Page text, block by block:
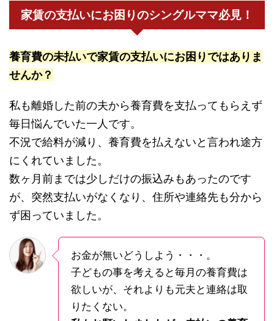
家賃の支払いにお困りのシングルママ必見！
養育費の未払いで家賃の支払いにお困りではありま
せんか？
私も離婚した前の夫から養育費を支払ってもらえず
毎日悩んでいた一人です。
不況で給料が減り、養育費を払えないと言われ途方
にくれていました。
数ヶ月前までは少しだけの振込みもあったのです
が、突然支払いがなくなり、住所や連絡先も分から
ず困っていました。
お金が無いどうしよう・・・。
子どもの事を考えると毎月の養育費は
欲しいが、それよりも元夫と連絡は取
りたくない。